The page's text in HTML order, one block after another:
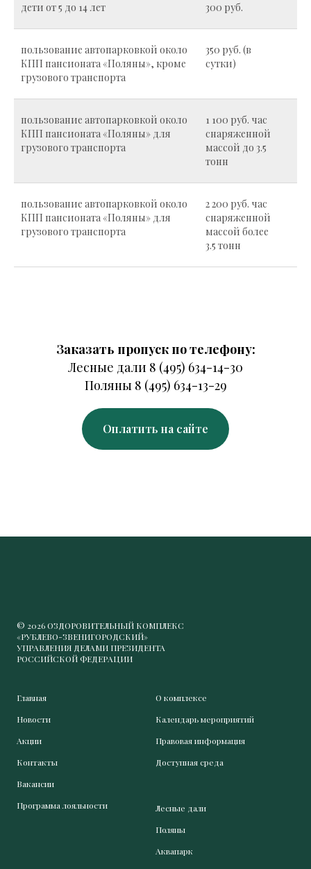
дети от 5 до 14 лет 300 руб.
пользование автопарковкой около
КПП пансионата «Поляны», кроме
грузового транспорта
350 руб. (в
сутки)
пользование автопарковкой около
КПП пансионата «Поляны» для
грузового транспорта
1 100 руб. час
снаряженной
массой до 3.5
тонн
пользование автопарковкой около
КПП пансионата «Поляны» для
грузового транспорта
2 200 руб. час
снаряженной
массой более
3.5 тонн
Заказать пропуск по телефону:
Лесные дали 8 (495) 634-14-30
Поляны 8 (495) 634-13-29
Оплатить на сайте
© 2026 ОЗДОРОВИТЕЛЬНЫЙ КОМПЛЕКС
«РУБЛЕВО-ЗВЕНИГОРОДСКИЙ»
УПРАВЛЕНИЯ ДЕЛАМИ ПРЕЗИДЕНТА
РОССИЙСКОЙ ФЕДЕРАЦИИ
Главная
Новости
Акции
Контакты
Вакансии
Программа лояльности
О комплексе
Календарь мероприятий
Правовая информация
Доступная среда
Лесные дали
Поляны
Аквапарк